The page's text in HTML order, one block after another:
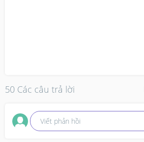
50 Các câu trả lời
Viết phản hồi